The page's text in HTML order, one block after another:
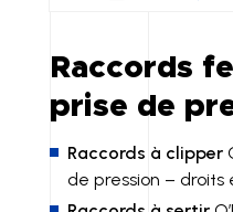
Raccords
prise de
Raccords à clipper
de pression – droits